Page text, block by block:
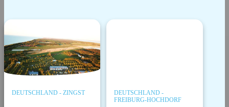
DEUTSCHLAND - ZINGST
DEUTSCHLAND -
FREIBURG-HOCHDORF